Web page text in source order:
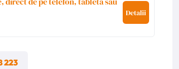
Detalii
223